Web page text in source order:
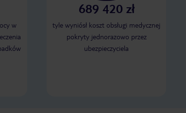
w
689 420 zł
tyle wyniósł koszt obsługi medycznej
pokryty jednorazowo przez
ubezpieczyciela